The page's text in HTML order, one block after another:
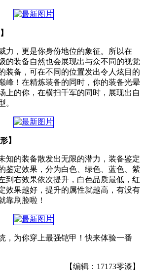
力，更是你身份地位的象征。所以在
的装备自然也会展现出与众不同的视觉
装备，可在不同的位置发出令人炫目的
峰！在精炼装备的同时，你的装备光晕
上的你，在横扫千军的同时，展现出自
。
】
知的装备散发出无限的潜力，装备鉴定
鉴定效果，分为白色、绿色、蓝色、紫
到右效果依次提升，白色品质最低，红
效果越好，提升的属性就越高，有没有
靠刷脸啦！
，为你穿上最强铠甲！快来体验一番
【编辑：17173零漆】